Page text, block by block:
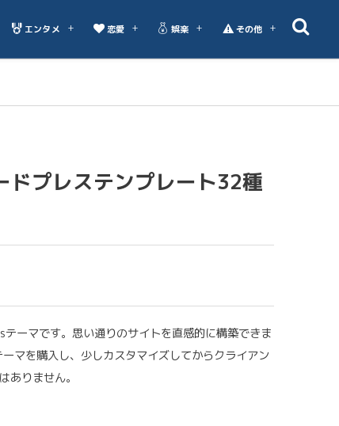
エンタメ 恋愛 娯楽 その他
ドプレステンプレート32種
ーマです。思い通りのサイトを直感的に構築できま
マを購入し、少しカスタマイズしてからクライアン
ありません。